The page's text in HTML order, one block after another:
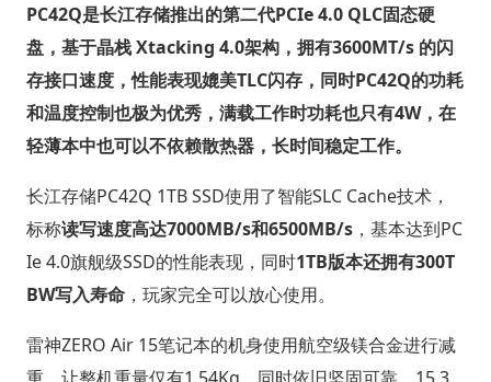
PC42Q是长江存储推出的第二代PCIe 4.0 QLC固态硬
盘，基于晶栈 Xtacking 4.0架构，拥有3600MT/s 的闪
存接口速度，性能表现媲美TLC闪存，同时PC42Q的功耗
和温度控制也极为优秀，满载工作时功耗也只有4W，在
轻薄本中也可以不依赖散热器，长时间稳定工作。
长江存储PC42Q 1TB SSD使用了智能SLC Cache技术，
标称读写速度高达7000MB/s和6500MB/s，基本达到PC
Ie 4.0旗舰级SSD的性能表现，同时1TB版本还拥有300T
BW写入寿命，玩家完全可以放心使用。
雷神ZERO Air 15笔记本的机身使用航空级镁合金进行减